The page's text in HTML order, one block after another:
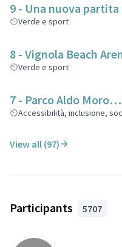
9 - Una nuova
Verde e sport
8 - Vignola Beach
Verde e sport
7 - Parco Aldo
Accessibilità, inclusione,
View all (97)
Participants 5707